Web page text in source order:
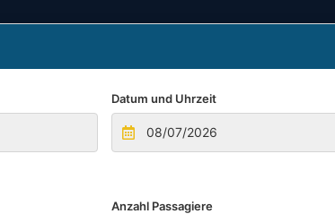
Datum und Uhrzeit
Anzahl Passagiere